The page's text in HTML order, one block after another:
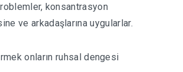
konsantrasyon
ve arkadaşlarına uygularlar.
onların ruhsal dengesi